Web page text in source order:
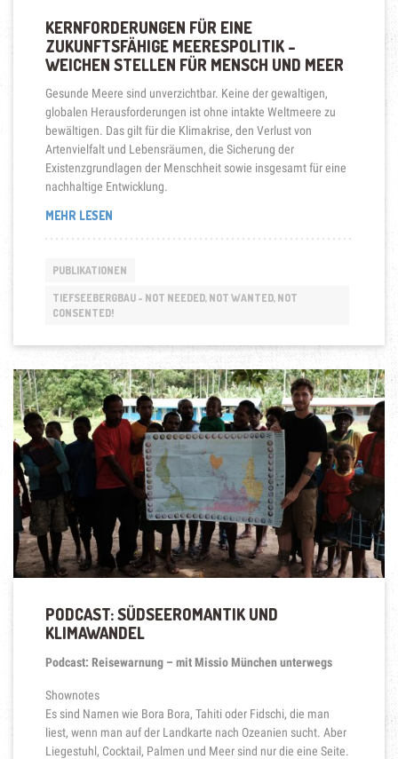
KERNFORDERUNGEN FÜR EINE
ZUKUNFTSFÄHIGE MEERESPOLITIK –
WEICHEN STELLEN FÜR MENSCH UND MEER
Gesunde Meere sind unverzichtbar. Keine der gewaltigen,
globalen Herausforderungen ist ohne intakte Weltmeere zu
bewältigen. Das gilt für die Klimakrise, den Verlust von
Artenvielfalt und Lebensräumen, die Sicherung der
Existenzgrundlagen der Menschheit sowie insgesamt für eine
nachhaltige Entwicklung.
MEHR LESEN„KERNFORDERUNGEN
ZUKUNFTSFÄHIGE
–
WEICHEN
FÜR
MENSCH
UND
MEER“
PUBLIKATIONEN
TIEFSEEBERGBAU - NOT NEEDED, NOT WANTED, NOT
CONSENTED!
PODCAST: SÜDSEEROMANTIK UND
KLIMAWANDEL
Podcast: Reisewarnung – mit Missio München unterwegs
Shownotes
Es sind Namen wie Bora Bora, Tahiti oder Fidschi, die man
liest, wenn man auf der Landkarte nach Ozeanien sucht. Aber
Liegestuhl, Cocktail, Palmen und Meer sind nur die eine Seite.